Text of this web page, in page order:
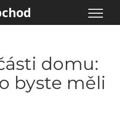
domu:
byste měli